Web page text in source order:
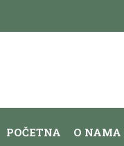
POČETNA O NAMA